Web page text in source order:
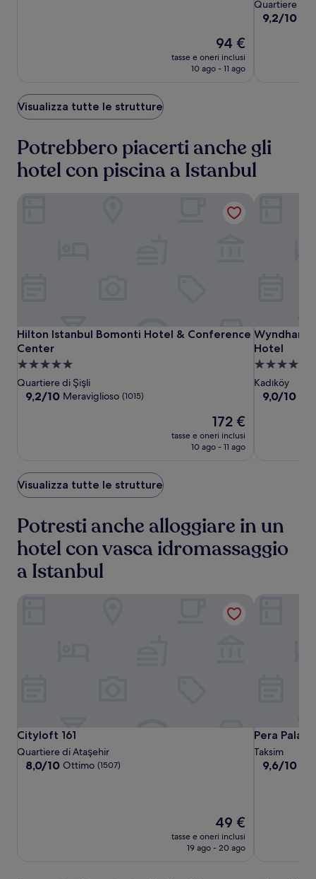
Il
prezzo
attuale
94 €
tasse e oneri inclusi
10 ago - 11 ago
5.0
Quartiere di
9.2
9,2/10
Visualizza tutte le strutture
Potrebbero piacerti anche gli
hotel con piscina a Istanbul
Hilton
Istanbul
Bomonti
Hotel
Hilton
Istanbul
Bomonti
Hotel
Hilton Istanbul Bomonti Hotel & Conference
Center
Hilton Istanbul Bomonti Hotel & Conference Center
Struttura
a
5.0
Quartiere di Şişli
9.2
9,2/10 Meraviglioso (1015)
Il
prezzo
attuale
172 €
tasse e oneri inclusi
10 ago - 11 ago
Hilton Istanbul Bomonti Hotel & Conference Center
Wyndham
Grand
Istanbul
Kalamis
Marina
Wyndham
Hotel
Wyndham
Struttura
a
5.0
Kadıköy
9.0
9,0/10
Wyndham
Visualizza tutte le strutture
Potresti anche alloggiare in un
hotel con vasca idromassaggio
a Istanbul
Cityloft
161
Cityloft
161
Cityloft 161
Cityloft 161
Quartiere di Ataşehir
8.0
8,0/10 Ottimo (1507)
Il
prezzo
attuale
49 €
tasse e oneri inclusi
19 ago - 20 ago
Cityloft 161
Pera
Palace
Hotel
Pera
Pera
Taksim
9.6
9,6/10
Pera